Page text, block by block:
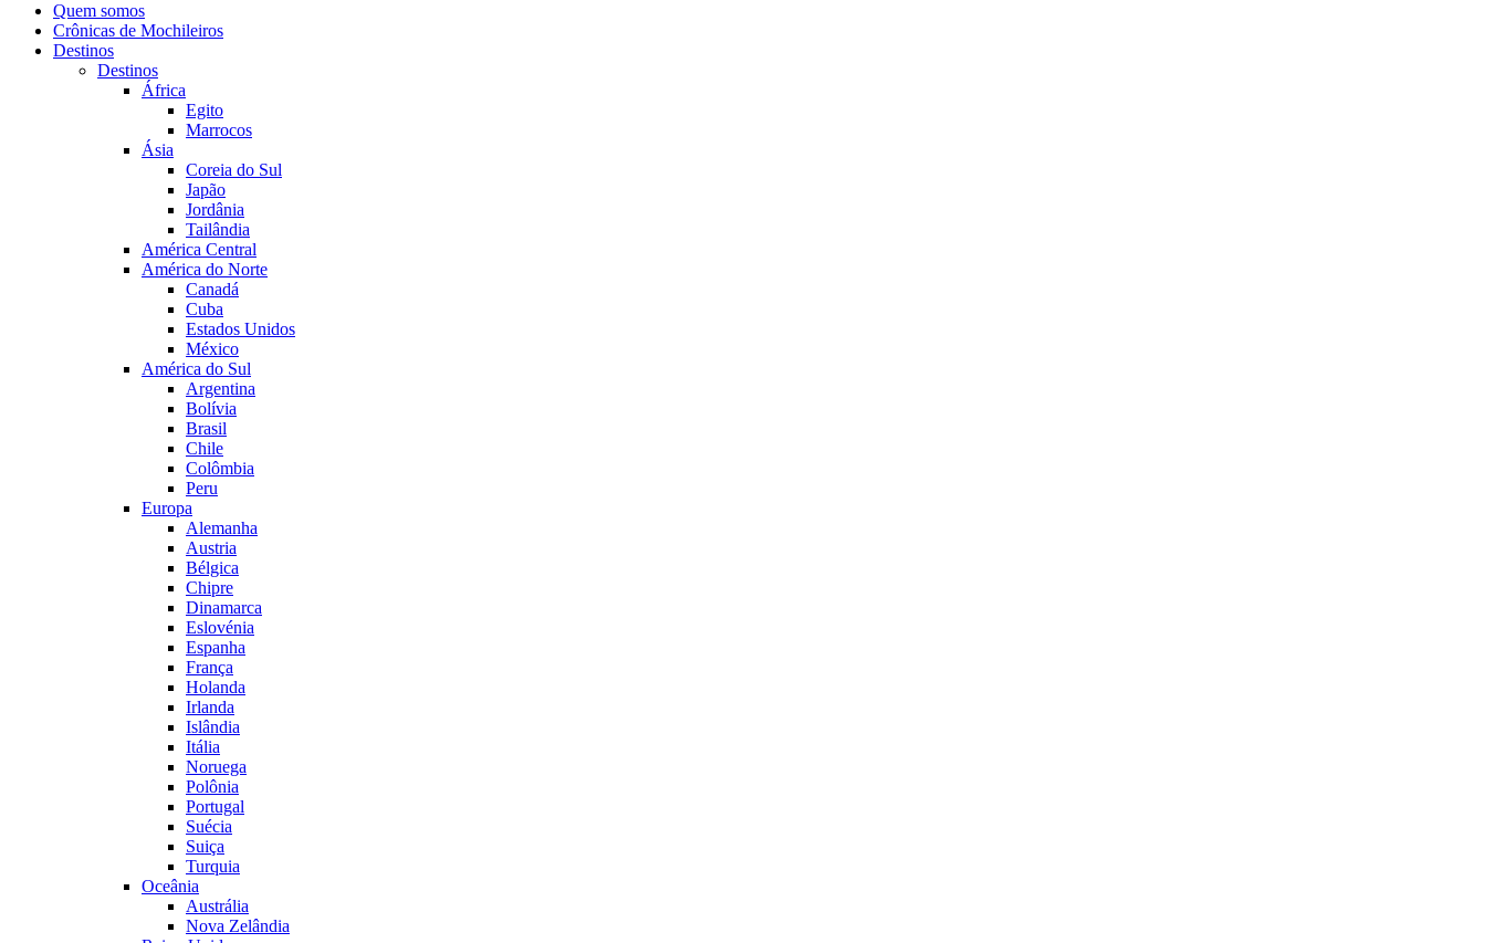
Quem somos
Crônicas de Mochileiros
Destinos
Destinos
África
Egito
Marrocos
Ásia
Coreia do Sul
Japão
Jordânia
Tailândia
América Central
América do Norte
Canadá
Cuba
Estados Unidos
México
América do Sul
Argentina
Bolívia
Brasil
Chile
Colômbia
Peru
Europa
Alemanha
Austria
Bélgica
Chipre
Dinamarca
Eslovénia
Espanha
França
Holanda
Irlanda
Islândia
Itália
Noruega
Polônia
Portugal
Suécia
Suiça
Turquia
Oceânia
Austrália
Nova Zelândia